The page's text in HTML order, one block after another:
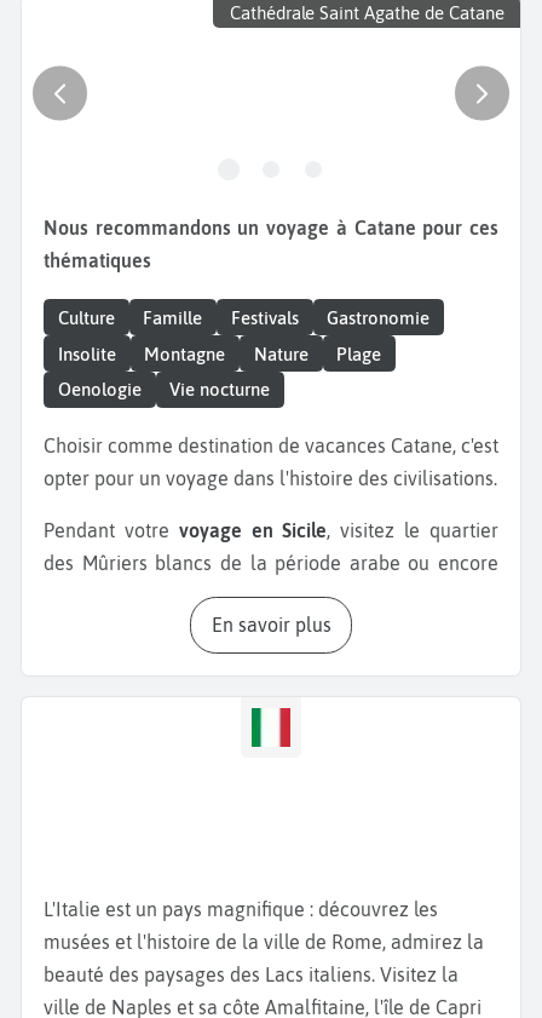
Cathédrale Saint Agathe de Catane
Nous recommandons un voyage à Catane pour ces
thématiques
Culture Famille Festivals
Gastronomie
Insolite
Montagne Nature
Plage
Oenologie
Vie nocturne
Choisir comme destination de vacances Catane, c'est
opter pour un voyage dans l'histoire des civilisations.
Pendant votre voyage en Sicile, visitez le quartier
des Mûriers blancs de la période arabe ou encore
les absides du dôme du quartier de Civita d'héritage
normand. Pendant votre séjour à Catane
manquez pas le Théâtre Romain de Catane. Ce site
archéologique datant du IIème siècle après J.-C. est
la ville que vous trouverez la fontaine de l’éléphant
bâtie en roche volcanique et marbre blanc, symbole
de la ville. Selon une légende, l’éléphant aurait le
En savoir plus
L'Italie est un pays magnifique : découvrez les
musées et l'histoire de la ville de Rome, admirez la
beauté des paysages des Lacs italiens. Visitez la
ville de Naples et sa côte Amalfitaine, l'île de Capri